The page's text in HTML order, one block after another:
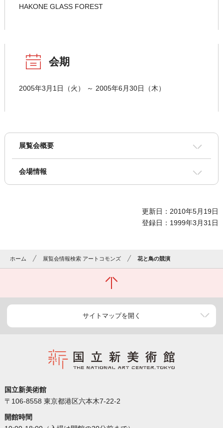
HAKONE GLASS FOREST
会期
2005年3月1日（火） ～ 2005年6月30日（木）
展覧会概要
会場情報
更新日：2010年5月19日
登録日：1999年3月31日
ホーム 展覧会情報検索 アートコモンズ 花と鳥の競演
サイトマップを開く
国立新美術館
〒106-8558 東京都港区六本木7-22-2
開館時間